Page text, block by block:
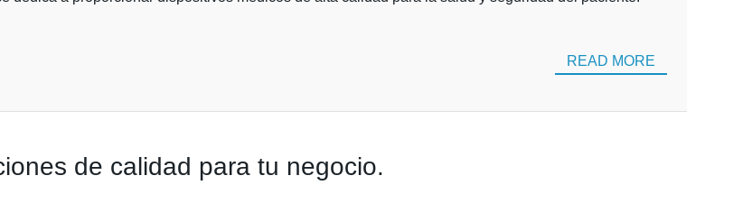
READ MORE
de calidad para tu negocio.